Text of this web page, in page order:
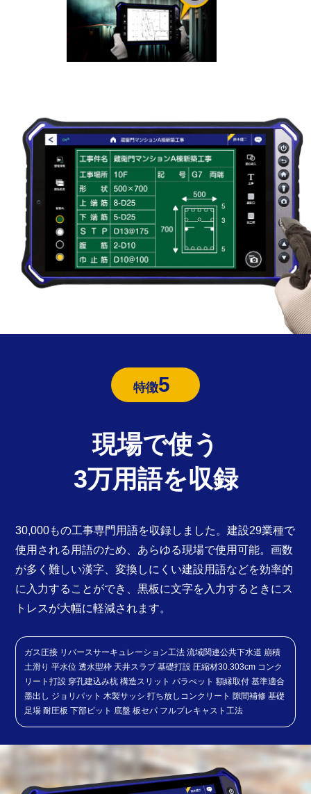
特徴5
現場で使う
3万用語を収録
30,000もの工事専門用語を収録しました。建設29業種で
使用される用語のため、あらゆる現場で使用可能。画数
が多く難しい漢字、変換しにくい建設用語などを効率的
に入力することができ、黒板に文字を入力するときにス
トレスが大幅に軽減されます。
ガス圧接 リバースサーキュレーション工法 流域関連公共下水道 崩積
土滑り 平水位 透水型枠 天井スラブ 基礎打設 圧縮材30.303cm コンク
リート打設 穿孔建込み杭 構造スリット パラぺット 額縁取付 基準適合
墨出し ジョリパット 木製サッシ 打ち放しコンクリート 隙間補修 基礎
足場 耐圧板 下部ピット 底盤 板セパ フルプレキャスト工法